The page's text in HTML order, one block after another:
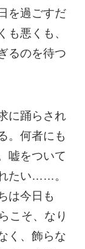
を過ごすだ
も悪くも、
るのを待つ
に踊らされ
。何者にも
嘘をついて
たい……。
は今日も
こそ、なり
く、飾らな